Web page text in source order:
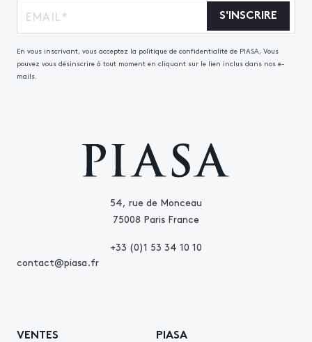
54, rue de Monceau
75008 Paris France
+33 (0)1 53 34 10 10
contact@piasa.fr
VENTES PIASA
S'INSCRIRE
En vous inscrivant, vous acceptez la politique de confidentialité de PIASA, Vous
pouvez vous désinscrire à tout moment en cliquant sur le lien inclus dans nos e-
mails.